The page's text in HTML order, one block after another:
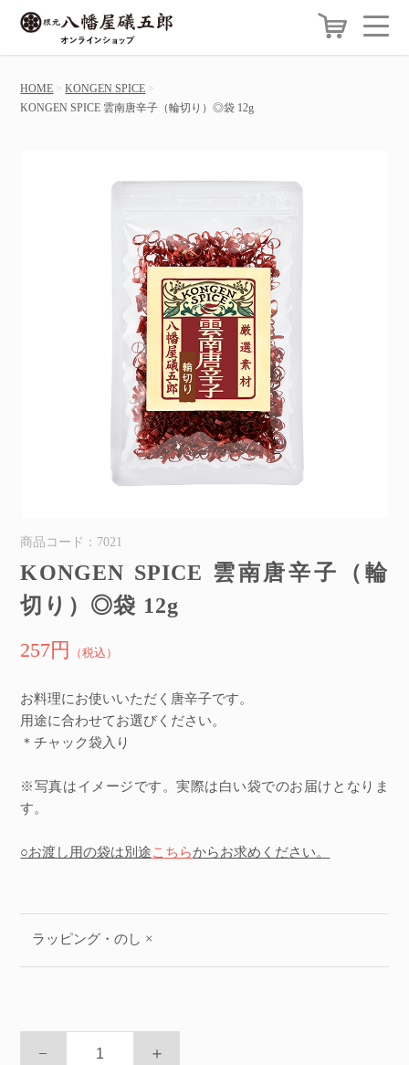
HOME
KONGEN SPICE
KONGEN SPICE 雲南唐辛子（輪切り）◎袋 12g
商品コード：7021
KONGEN SPICE 雲南唐辛子（輪
切り）◎袋 12g
257円 （税込）
お料理にお使いいただく唐辛子です。
用途に合わせてお選びください。
＊チャック袋入り
※写真はイメージです。実際は白い袋でのお届けとなりま
す。
○お渡し用の袋は別途こちらからお求めください。
ラッピング・のし ×
− ＋